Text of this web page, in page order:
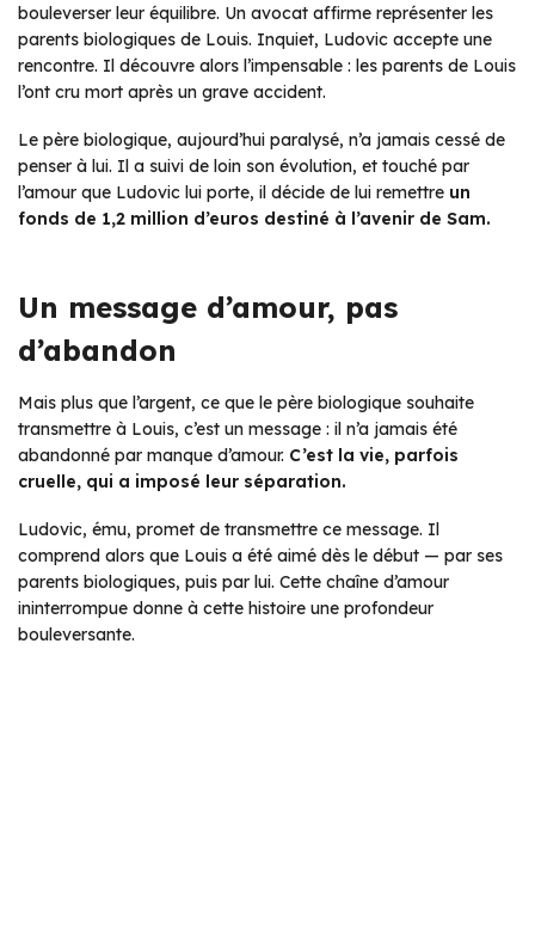
bouleverser leur équilibre. Un avocat affirme représenter les
parents biologiques de Louis. Inquiet, Ludovic accepte une
rencontre. Il découvre alors l’impensable : les parents de Louis
l’ont cru mort après un grave accident.
Le père biologique, aujourd’hui paralysé, n’a jamais cessé de
penser à lui. Il a suivi de loin son évolution, et touché par
l’amour que Ludovic lui porte, il décide de lui remettre un
fonds de 1,2 million d’euros destiné à l’avenir de Sam.
Un message d’amour, pas
d’abandon
Mais plus que l’argent, ce que le père biologique souhaite
transmettre à Louis, c’est un message : il n’a jamais été
abandonné par manque d’amour. C’est la vie, parfois
cruelle, qui a imposé leur séparation.
Ludovic, ému, promet de transmettre ce message. Il
comprend alors que Louis a été aimé dès le début — par ses
parents biologiques, puis par lui. Cette chaîne d’amour
ininterrompue donne à cette histoire une profondeur
bouleversante.